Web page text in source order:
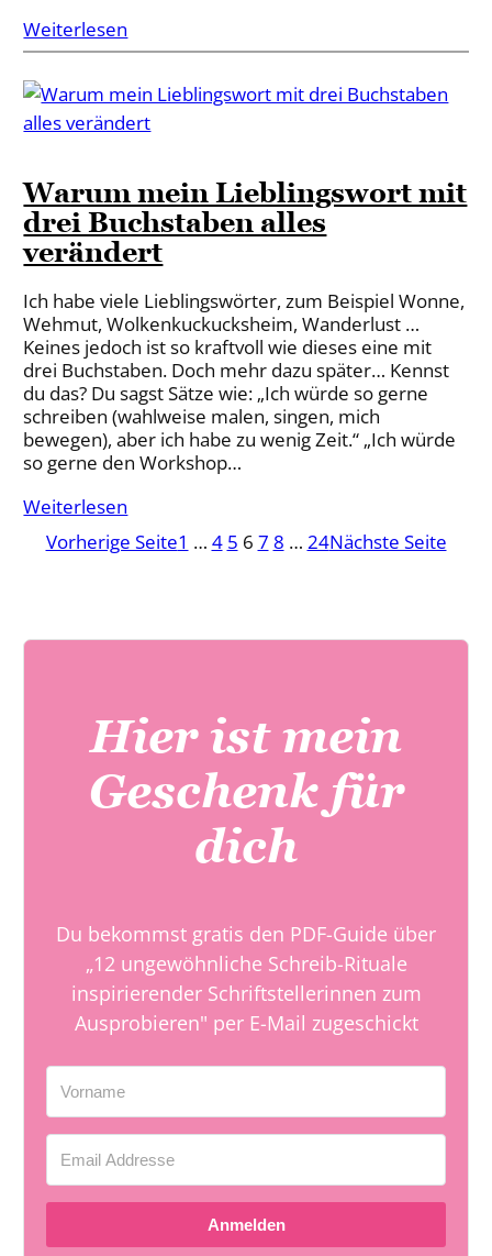
Weiterlesen
Warum mein Lieblingswort mit
drei Buchstaben alles
verändert
Ich habe viele Lieblingswörter, zum Beispiel Wonne,
Wehmut, Wolkenkuckucksheim, Wanderlust …
Keines jedoch ist so kraftvoll wie dieses eine mit
drei Buchstaben. Doch mehr dazu später… Kennst
du das? Du sagst Sätze wie: „Ich würde so gerne
schreiben (wahlweise malen, singen, mich
bewegen), aber ich habe zu wenig Zeit.“ „Ich würde
so gerne den Workshop…
Weiterlesen
Vorherige Seite1 … 4 5 6 7 8 … 24Nächste Seite
Hier ist mein
Geschenk für
dich
Du bekommst gratis den PDF-Guide über
„12 ungewöhnliche Schreib-Rituale
inspirierender Schriftstellerinnen zum
Ausprobieren" per E-Mail zugeschickt
Anmelden